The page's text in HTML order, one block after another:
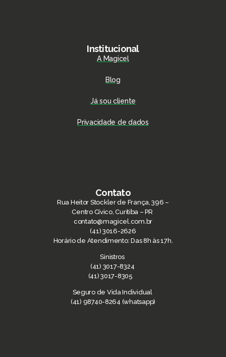
Institucional
A Magicel
Blog
Já sou cliente
Privacidade de dados
Contato
Rua Heitor Stockler de França, 396 –
Centro Cívico, Curitiba – PR
contato@magicel.com.br
(41) 3016-2626
Horário de Atendimento: Das 8h às 17h.
Sinistros
(41) 3017-8324
(41) 3017-8305
Seguro de Vida Individual
(41) 98740-8264 (whatsapp)